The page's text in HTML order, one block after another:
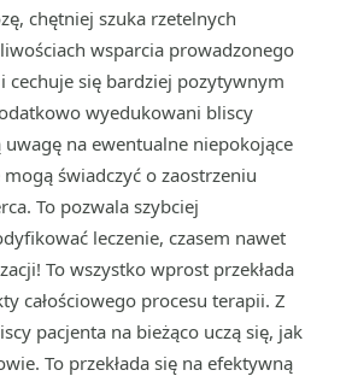
chętniej szuka rzetelnych
wsparcia prowadzonego
cechuje się bardziej pozytywnym
wyedukowani bliscy
uwagę na ewentualne niepokojące
świadczyć o zaostrzeniu
To pozwala szybciej
leczenie, czasem nawet
To wszystko wprost przekłada
całościowego procesu terapii. Z
pacjenta na bieżąco uczą się, jak
To przekłada się na efektywną